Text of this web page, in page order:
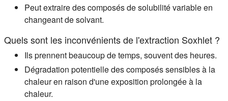
Peut extraire des composés de solubilité variable en
changeant de solvant.
Quels sont les inconvénients de l'extraction Soxhlet ?
Ils prennent beaucoup de temps, souvent des heures.
Dégradation potentielle des composés sensibles à la
chaleur en raison d'une exposition prolongée à la
chaleur.